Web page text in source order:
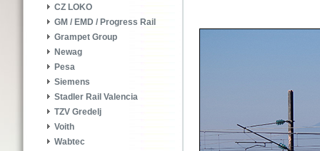
CZ LOKO
GM / EMD / Progress Rail
Grampet Group
Newag
Pesa
Siemens
Stadler Rail Valencia
TZV Gredelj
Voith
Wabtec